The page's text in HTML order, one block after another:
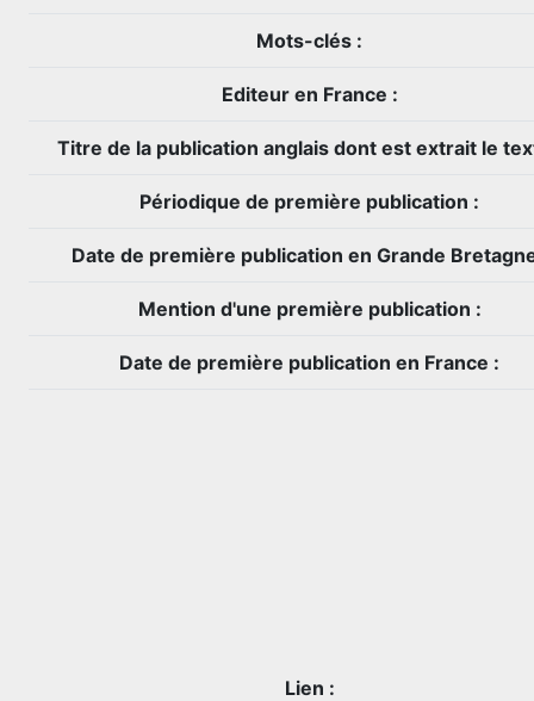
Mots-clés :
Editeur en France :
Titre de la publication anglais dont est extrait le
Périodique de première publication :
Date de première publication en Grande
Mention d'une première publication :
Date de première publication en France :
Lien :